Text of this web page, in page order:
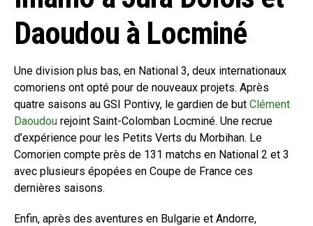
Daoudou à Locminé
Une division plus bas, en National 3, deux internationaux
comoriens ont opté pour de nouveaux projets. Après
quatre saisons au GSI Pontivy, le gardien de but Clément
Daoudou rejoint Saint-Colomban Locminé. Une recrue
d’expérience pour les Petits Verts du Morbihan. Le
Comorien compte près de 131 matchs en National 2 et 3
avec plusieurs épopées en Coupe de France ces
dernières saisons.
Enfin, après des aventures en Bulgarie et Andorre,